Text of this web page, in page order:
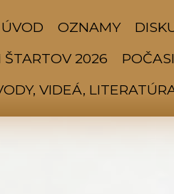
ÚVOD OZNAMY
2026
VIDEÁ,